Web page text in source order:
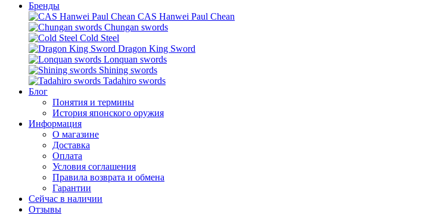
Бренды
CAS Hanwei Paul Chean
Chungan swords
Cold Steel
Dragon King Sword
Lonquan swords
Shining swords
Tadahiro swords
Блог
Понятия и термины
История японского оружия
Информация
О магазине
Доставка
Оплата
Условия соглашения
Правила возврата и обмена
Гарантии
Сейчас в наличии
Отзывы